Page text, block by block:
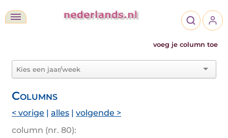
voeg je column toe
Columns
< vorige | alles | volgende >
column (nr. 80):